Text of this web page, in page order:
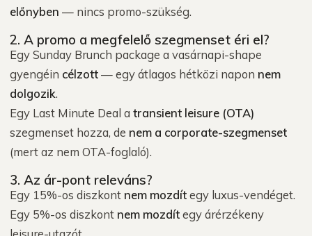
előnyben — nincs promo-szükség.
2. A promo a megfelelő szegmenset éri el?
Egy Sunday Brunch package a vasárnapi-shape
gyengéin célzott— egy átlagos hétközi napon nem
dolgozik.
Egy Last Minute Deal a transient leisure (OTA)
szegmenset hozza, de nem a corporate-szegmenset
(mert az nem OTA-foglaló).
3. Az ár-pont releváns?
Egy 15%-os diszkont nem mozdítegy luxus-vendéget.
Egy 5%-os diszkont nem mozdítegy árérzékeny